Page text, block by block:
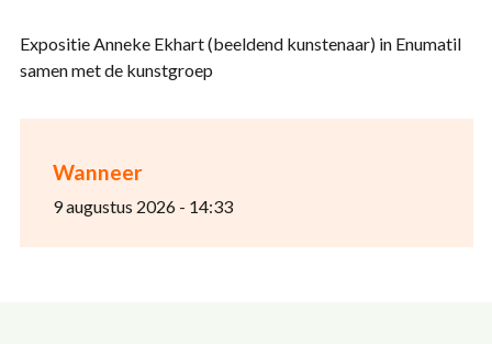
Wanneer
9 augustus 2026 - 14:33
Expositie Anneke Ekhart (beeldend kunstenaar) in Enumatil
samen met de kunstgroep